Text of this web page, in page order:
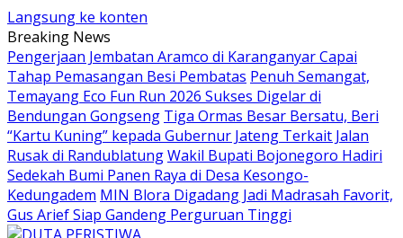
Langsung ke konten
Breaking News
Pengerjaan Jembatan Aramco di Karanganyar Capai
Tahap Pemasangan Besi Pembatas Penuh Semangat,
Temayang Eco Fun Run 2026 Sukses Digelar di
Bendungan Gongseng Tiga Ormas Besar Bersatu, Beri
“Kartu Kuning” kepada Gubernur Jateng Terkait Jalan
Rusak di RandublatungWakil Bupati Bojonegoro Hadiri
Sedekah Bumi Panen Raya di Desa Kesongo-
Kedungadem MIN Blora Digadang Jadi Madrasah Favorit,
Gus Arief Siap Gandeng Perguruan Tinggi